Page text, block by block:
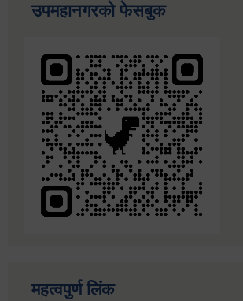
उपमहानगरको फेसबुक
महत्वपुर्ण लिंक